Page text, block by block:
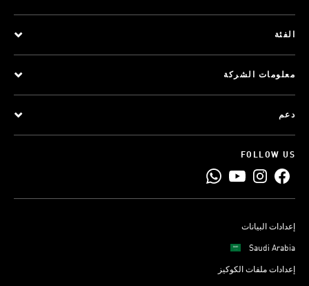
الفئة
معلومات الشركة
دعم
FOLLOW US
إعدادات البيانات
Saudi Arabia
إعدادات ملفات الكوكيز